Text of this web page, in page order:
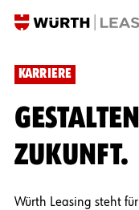
KARRIERE
ZUKUNFT.
Würth Leasing steht